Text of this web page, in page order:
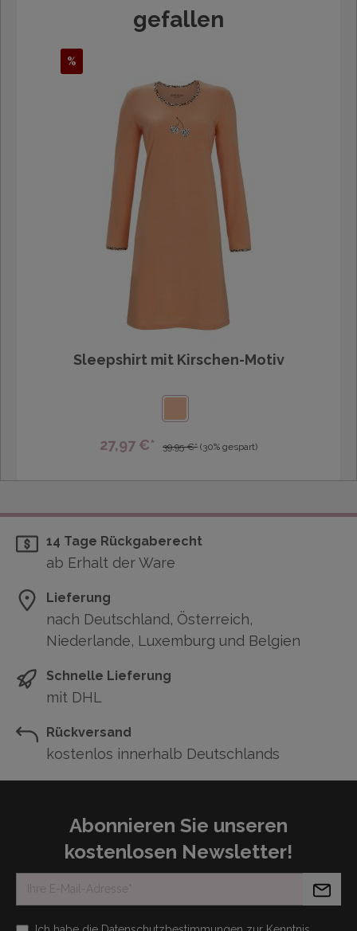
gefallen
%
Sleepshirt mit Kirschen-Motiv
27,97 €* 39,95 €* (30% gespart)
14 Tage Rückgaberecht
ab Erhalt der Ware
Lieferung
nach Deutschland, Österreich,
Niederlande, Luxemburg und Belgien
Schnelle Lieferung
mit DHL
Rückversand
kostenlos innerhalb Deutschlands
Abonnieren Sie unseren
kostenlosen Newsletter!